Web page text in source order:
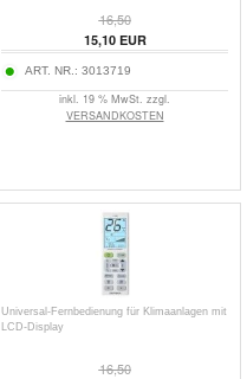
16,50
15,10EUR
ART. NR.: 3013719
inkl. 19 % MwSt. zzgl.
VERSANDKOSTEN
Universal-Fernbedienung für Klimaanlagen mit
LCD-Display
16,50